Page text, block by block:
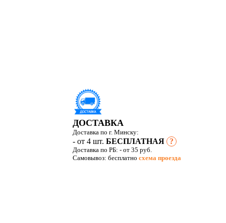
ДОСТАВКА
Доставка по г. Минску:
- от 4 шт.БЕСПЛАТНАЯ ?
Доставка по РБ:- от 35 руб.
Самовывоз: бесплатносхема проезда